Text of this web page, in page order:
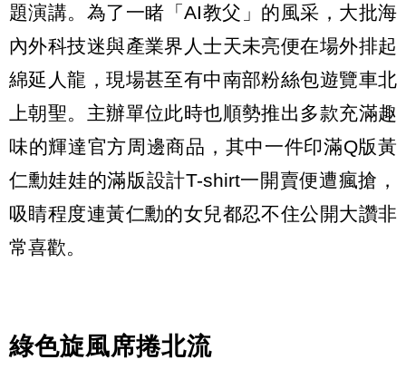
題演講。為了一睹「AI教父」的風采，大批海
內外科技迷與產業界人士天未亮便在場外排起
綿延人龍，現場甚至有中南部粉絲包遊覽車北
上朝聖。主辦單位此時也順勢推出多款充滿趣
味的輝達官方周邊商品，其中一件印滿Q版黃
仁勳娃娃的滿版設計T-shirt一開賣便遭瘋搶，
吸睛程度連黃仁勳的女兒都忍不住公開大讚非
常喜歡。
綠色旋風席捲北流